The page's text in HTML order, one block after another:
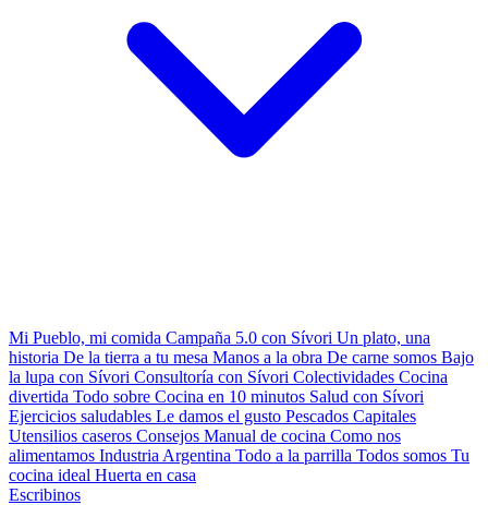
Mi Pueblo, mi comida Campaña 5.0 con Sívori Un plato, una
historia De la tierra a tu mesa Manos a la obra De carne somos Bajo
la lupa con Sívori Consultoría con Sívori Colectividades Cocina
divertida Todo sobre Cocina en 10 minutos Salud con Sívori
Ejercicios saludables Le damos el gusto Pescados Capitales
Utensilios caseros Consejos Manual de cocina Como nos
alimentamos Industria Argentina Todo a la parrilla Todos somos Tu
cocina ideal Huerta en casa
Escribinos